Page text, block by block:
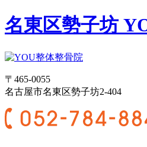
名東区勢子坊
〒465-0055
名古屋市名東区勢子坊2-404